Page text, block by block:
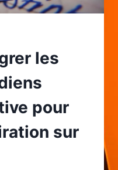
les
pour
sur